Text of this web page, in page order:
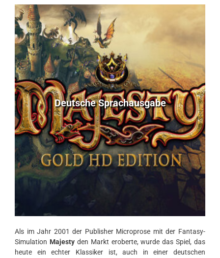
Deutsche Sprachausgabe
Als im Jahr 2001 der Publisher Microprose mit der Fantasy-
Simulation Majestyden Markt eroberte, wurde das Spiel, das
heute ein echter Klassiker ist, auch in einer deutschen